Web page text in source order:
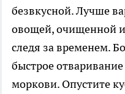
безвкусной. Лучше
овощей, очищенной
следя за временем.
быстрое
моркови. Опустите